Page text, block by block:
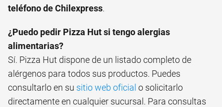
teléfono de Chilexpress.
¿Puedo pedir Pizza Hut si tengo alergias
alimentarias?
Sí. Pizza Hut dispone de un listado completo de
alérgenos para todos sus productos. Puedes
consultarlo en su sitio web oficial o solicitarlo
directamente en cualquier sucursal. Para consultas